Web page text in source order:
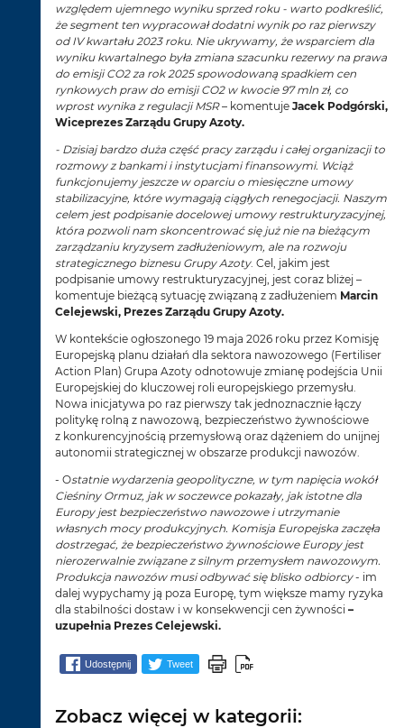
względem ujemnego wyniku sprzed roku - warto podkreślić,
że segment ten wypracował dodatni wynik po raz pierwszy
od IV kwartału 2023 roku. Nie ukrywamy, że wsparciem dla
wyniku kwartalnego była zmiana szacunku rezerwy na prawa
do emisji CO2 za rok 2025 spowodowaną spadkiem cen
rynkowych praw do emisji CO2 w kwocie 97 mln zł, co
wprost wynika z regulacji MSR– komentujeJacek Podgórski,
Wiceprezes Zarządu Grupy Azoty.
- Dzisiaj bardzo duża część pracy zarządu i całej organizacji to
rozmowy z bankami i instytucjami finansowymi. Wciąż
funkcjonujemy jeszcze w oparciu o miesięczne umowy
stabilizacyjne, które wymagają ciągłych renegocjacji. Naszym
celem jest podpisanie docelowej umowy restrukturyzacyjnej,
która pozwoli nam skoncentrować się już nie na bieżącym
zarządzaniu kryzysem zadłużeniowym, ale na rozwoju
strategicznego biznesu Grupy Azoty. Cel, jakim jest
podpisanie umowy restrukturyzacyjnej, jest coraz bliżej –
komentuje bieżącą sytuację związaną z zadłużeniem Marcin
Celejewski, Prezes Zarządu Grupy Azoty.
W kontekście ogłoszonego 19 maja 2026 roku przez Komisję
Europejską planu działań dla sektora nawozowego (Fertiliser
Action Plan) Grupa Azoty odnotowuje zmianę podejścia Unii
Europejskiej do kluczowej roli europejskiego przemysłu.
Nowa inicjatywa po raz pierwszy tak jednoznacznie łączy
politykę rolną z nawozową, bezpieczeństwo żywnościowe
z konkurencyjnością przemysłową oraz dążeniem do unijnej
autonomii strategicznej w obszarze produkcji nawozów.
- Ostatnie wydarzenia geopolityczne, w tym napięcia wokół
Cieśniny Ormuz, jak w soczewce pokazały, jak istotne dla
Europy jest bezpieczeństwo nawozowe i utrzymanie
własnych mocy produkcyjnych. Komisja Europejska zaczęła
dostrzegać, że bezpieczeństwo żywnościowe Europy jest
nierozerwalnie związane z silnym przemysłem nawozowym.
Produkcja nawozów musi odbywać się blisko odbiorcy- im
dalej wypychamy ją poza Europę, tym większe mamy ryzyka
dla stabilności dostaw i w konsekwencji cen żywności –
uzupełnia Prezes Celejewski.
Udostępnij Tweet
Zobacz więcej w kategorii: